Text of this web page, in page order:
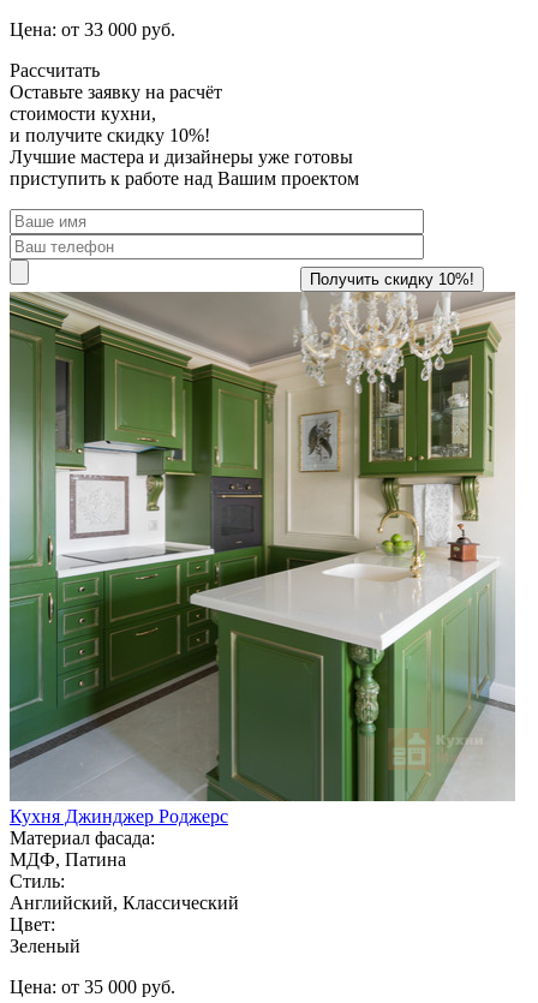
Цена: от 33 000 руб.
Рассчитать
Оставьте заявку на расчёт
стоимости кухни,
и получите скидку 10%!
Лучшие мастера и дизайнеры уже готовы
приступить к работе над Вашим проектом
Кухня Джинджер Роджерс
Материал фасада:
МДФ, Патина
Стиль:
Английский, Классический
Цвет:
Зеленый
Цена: от 35 000 руб.